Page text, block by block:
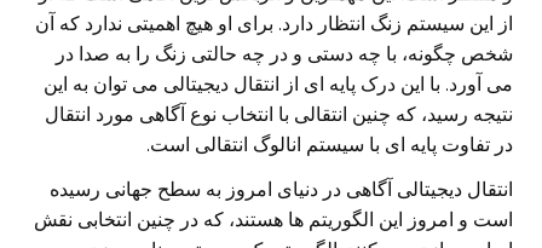
از این سیستم زنگ انتظار دارد. برای او هیچ اهمیتی ندارد که آن
شخص چگونه، با چه دستی‌ و در چه حالتی‌ زنگ را به صدا در
می‌ آورد. با این درک پایه ای از انتقال دیجیتالی می‌ توان به این
نتیجه رسید، که چنین انتقالی با انتخاب نوع آگاهی‌ مورد انتقال
در تفاوت پایه ای با سیستم انالوگ انتقالی است.
انتقال دیجیتالی آگاهی‌ در دنیای امروز به سطح جهانی‌ رسیده
است و امروز این الگوریتم ها هستند، که در چنین انتخابی نقش